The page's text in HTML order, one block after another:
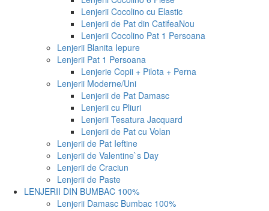
Lenjerii Cocolino cu Elastic
Lenjerii de Pat din CatifeaNou
Lenjerii Cocolino Pat 1 Persoana
Lenjerii Blanita Iepure
Lenjerii Pat 1 Persoana
Lenjerie Copii + Pilota + Perna
Lenjerii Moderne/Uni
Lenjerii de Pat Damasc
Lenjerii cu Pliuri
Lenjerii Tesatura Jacquard
Lenjerii de Pat cu Volan
Lenjerii de Pat Ieftine
Lenjerii de Valentine`s Day
Lenjerii de Craciun
Lenjerii de Paste
LENJERII DIN BUMBAC 100%
Lenjerii Damasc Bumbac 100%